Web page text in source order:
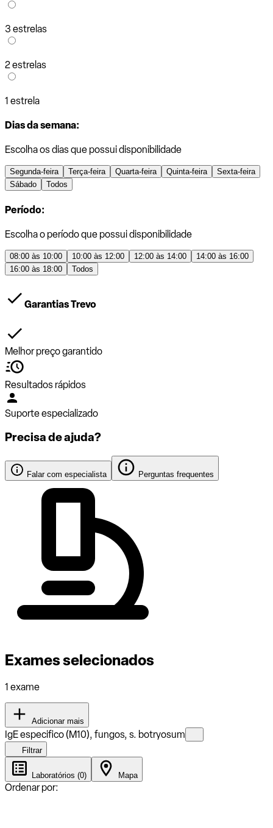
3 estrelas
2 estrelas
1 estrela
Dias da semana:
Escolha os dias que possui disponibilidade
Segunda-feira Terça-feira Quarta-feira Quinta-feira
Sexta-feira
Sábado
Todos
Período:
Escolha o período que possui disponibilidade
08:00 às 10:00 10:00 às 12:00 12:00 às 14:00
14:00 às 16:00
16:00 às 18:00
Todos
Garantias Trevo
Melhor preço garantido
Resultados rápidos
Suporte especializado
Precisa de ajuda?
Falar com especialista Perguntas frequentes
Exames selecionados
1 exame
Adicionar mais
IgE especifico (M10), fungos, s. botryosum
Filtrar
Laboratórios (0) Mapa
Ordenar por: